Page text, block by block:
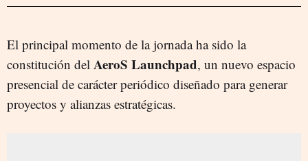
El principal momento de la jornada ha sido la
constitución del AeroS Launchpad, un nuevo espacio
presencial de carácter periódico diseñado para generar
proyectos y alianzas estratégicas.